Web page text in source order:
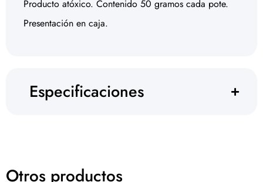
Producto atóxico. Contenido 50 gramos cada pote.
Presentación en caja.
Especificaciones
Otros productos